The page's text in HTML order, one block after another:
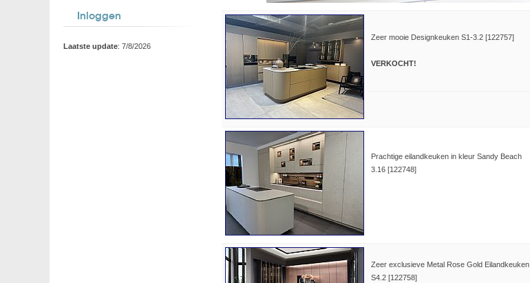
Inloggen
Laatste update: 7/8/2026
Zeer mooie Designkeuken S1-3.2 [122757]
VERKOCHT!
Prachtige eilandkeuken in kleur Sandy Beach
3.16 [122748]
Zeer exclusieve Metal Rose Gold Eilandkeuken
S4.2 [122758]